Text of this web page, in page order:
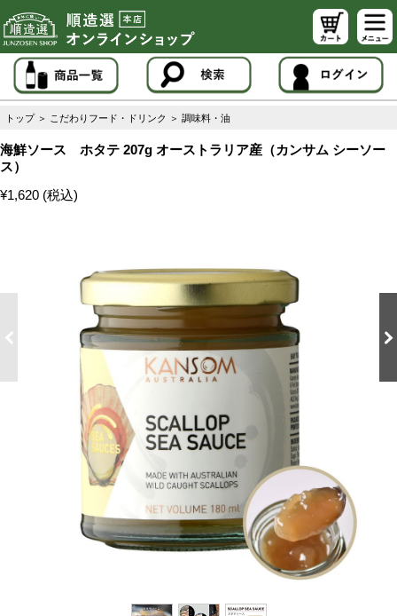
トップ ＞ こだわりフード・ドリンク ＞ 調味料・油
海鮮ソース ホタテ 207g オーストラリア産（カンサム シーソー
ス）
¥1,620 (税込)